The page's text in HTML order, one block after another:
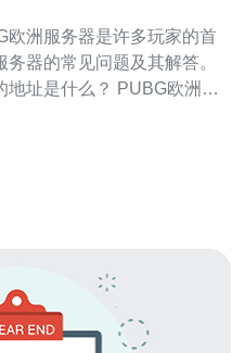
欧洲服务器是许多玩家的首
器的常见问题及其解答。
地址是什么？ PUBG欧洲服
器选择界面找到最接近的